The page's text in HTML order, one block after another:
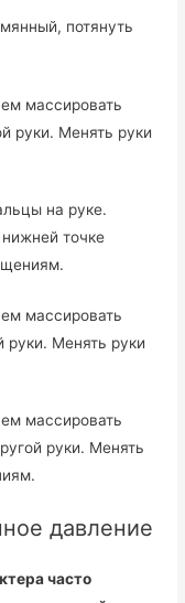
потянуть
массировать
руки. Менять руки
на руке.
точке
массировать
руки. Менять руки
массировать
руки. Менять
давление
часто